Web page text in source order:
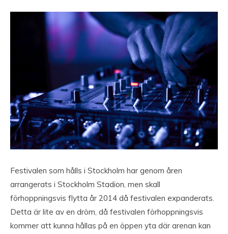
Festivalen som hålls i Stockholm har genom åren
arrangerats i Stockholm Stadion, men skall
förhoppningsvis flytta år 2014 då festivalen expanderats.
Detta är lite av en dröm, då festivalen förhoppningsvis
kommer att kunna hållas på en öppen yta där arenan kan